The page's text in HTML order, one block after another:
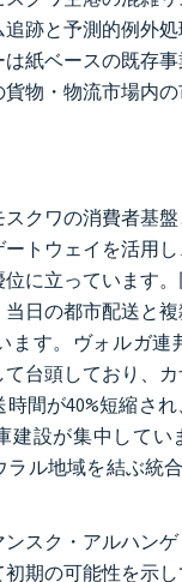
跡と予測的例外
紙ベースの既存
貨物・物流市場内
クワの消費者基
トウェイを活用
位に立っています
日の都市配送と
ます。ヴォルガ連
台頭しており、
時間が40%短縮さ
建設が集中してい
ル地域を結ぶ統
スク・アルハン
期の可能性を示